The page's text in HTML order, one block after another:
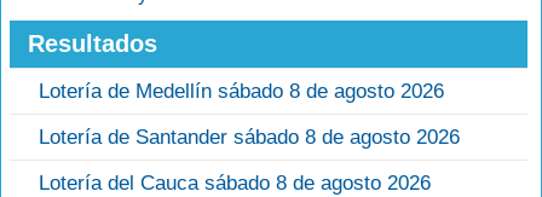
Resultados
Lotería de Medellín sábado 8 de agosto 2026
Lotería de Santander sábado 8 de agosto 2026
Lotería del Cauca sábado 8 de agosto 2026